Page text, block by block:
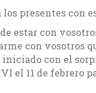
presentes con
estar con
con vosotros
con el
el 11 de febrero